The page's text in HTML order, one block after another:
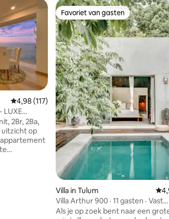
Gemiddelde beoordeling van 4,98 op 5, 117
4,98 (117)
LUXE
2Br, 2Ba,
op
appartement
Favoriet van gasten
Favoriet van gasten
Villa in Tulum
Villa Arthur 900 · 11 gasten · Vast
personeel
Als je op zoek bent naar een